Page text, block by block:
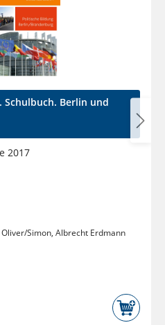
Berlin und
2017
Simon, Albrecht Erdmann